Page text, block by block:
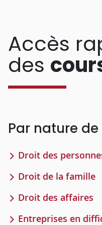
Accès
des
Par nature
Droit des
Droit de la famille
Droit des affaires
Entreprises en